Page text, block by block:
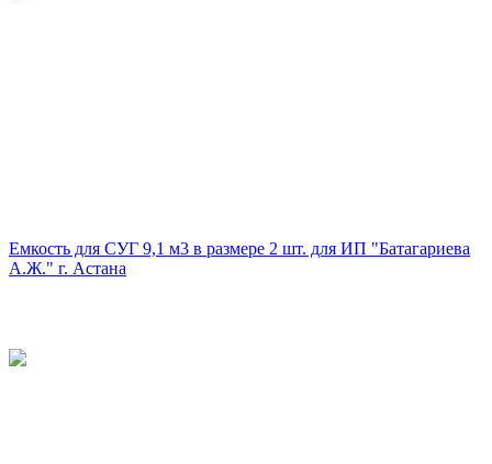
Емкость для СУГ 9,1 м3 в размере 2 шт. для ИП "Батагариева
А.Ж." г. Астана